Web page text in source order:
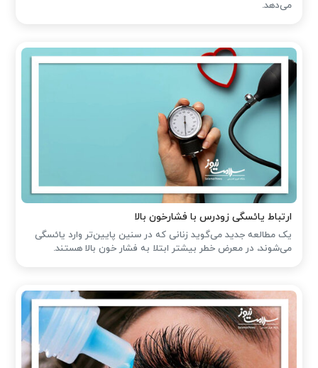
می‌دهد.
ارتباط یائسگی زودرس با فشارخون بالا
یک مطالعه جدید می‌گوید زنانی که در سنین پایین‌تر وارد یائسگی
می‌شوند، در معرض خطر بیشتر ابتلا به فشار خون بالا هستند.